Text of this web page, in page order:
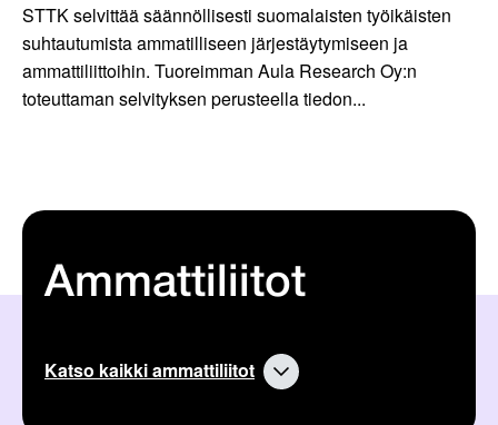
STTK selvittää säännöllisesti suomalaisten työikäisten
suhtautumista ammatilliseen järjestäytymiseen ja
ammattiliittoihin. Tuoreimman Aula Research Oy:n
toteuttaman selvityksen perusteella tiedon...
Ammattiliitot
Katso kaikki ammattiliitot